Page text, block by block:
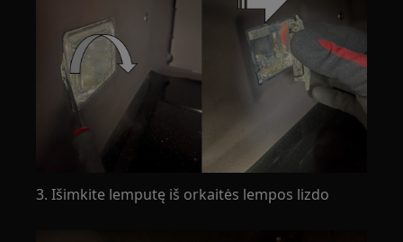
3. Išimkite lemputę iš orkaitės lempos lizdo